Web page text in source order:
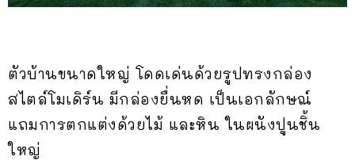
ตัวบ้านขนาดใหญ่ โดดเด่นด้วยรูปทรงกล่อง
สไตล์โมเดิร์น มีกล่องยื่นหด เป็นเอกลักษณ์
แถมการตกแต่งด้วยไม้ และหิน ในผนังปูนชิ้น
ใหญ่